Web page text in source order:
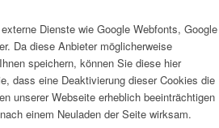
Dienste wie Google Webfonts, Google
Da diese Anbieter möglicherweise
speichern, können Sie diese hier
dass eine Deaktivierung dieser Cookies die
unserer Webseite erheblich beeinträchtigen
einem Neuladen der Seite wirksam.